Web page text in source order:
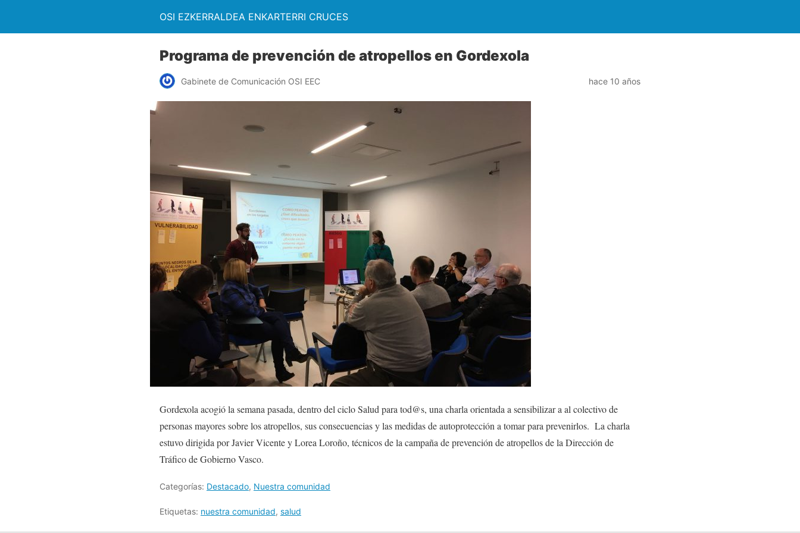
OSI EZKERRALDEA ENKARTERRI CRUCES
Programa de prevención de atropellos en Gordexola
Gabinete de Comunicación OSI EEC hace 10 años
Gordexola acogió la semana pasada, dentro del ciclo Salud para tod@s, una charla orientada a sensibilizar a al colectivo de
personas mayores sobre los atropellos, sus consecuencias y las medidas de autoprotección a tomar para prevenirlos. La charla
estuvo dirigida por Javier Vicente y Lorea Loroño, técnicos de la campaña de prevención de atropellos de la Dirección de
Tráfico de Gobierno Vasco.
Categorías: Destacado, Nuestra comunidad
Etiquetas: nuestra comunidad, salud